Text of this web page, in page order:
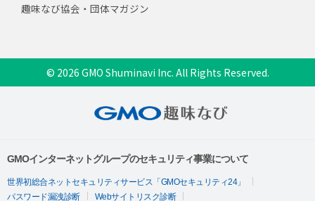
趣味なび協会・団体マガジン
© 2026 GMO Shuminavi Inc. All Rights Reserved.